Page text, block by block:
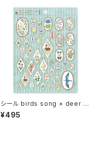
シール birds song × deer dr
eam seal /浅野みどり
¥495